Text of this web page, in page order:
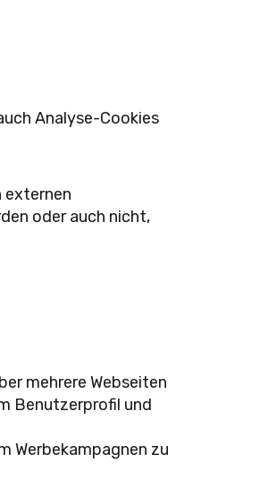
Analyse-Cookies
externen
oder auch nicht,
mehrere Webseiten
Benutzerprofil und
Werbekampagnen zu